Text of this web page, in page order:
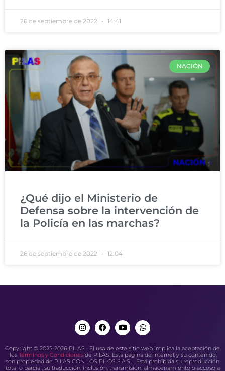
26 de septiembre de 2022 14:41
NACIÓN
¿Qué dijo el Ministerio de
Defensa sobre la intervención de
la Policía en las marchas?
26 de septiembre de 2022 12:04
Copyright © 2025-2026 PILAS · El uso de este sitio web implica la aceptación de
los Términos y Condicionesde PILAS. Esta página de internet y su contenido
son propiedad de PILAS CON LOS PILOS S.A.S., . Está prohibida su reproducción
total o parcial, su traducción, inclusión, transmisión, almacenamiento o acceso a